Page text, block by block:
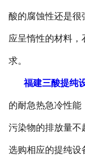
酸的腐蚀性还是很
应呈惰性的材料
求。
福建三酸提纯
的耐急热急冷性
污染物的排放量不
选购相应的提纯设